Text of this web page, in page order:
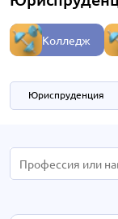
Колледж
Юриспруденция
IT- технологии